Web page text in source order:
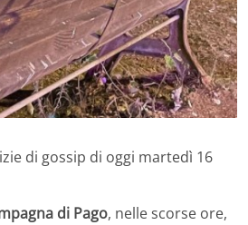
di gossip di oggi martedì 16
di Pago, nelle scorse ore,